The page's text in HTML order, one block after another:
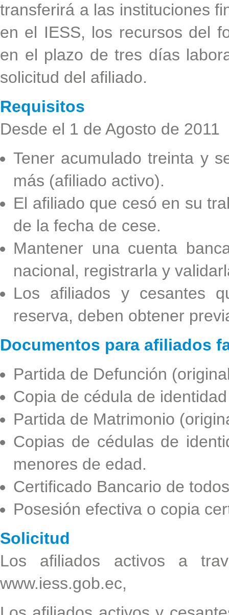
transferirá a las instituciones
en el IESS, los recursos del
en el plazo de tres días
solicitud del afiliado.
Requisitos
Desde el 1 de Agosto de 2011
Tener acumulado treinta y
más (afiliado activo).
El afiliado que cesó en su
de la fecha de cese.
Mantener una cuenta
nacional, registrarla y
Los afiliados y cesantes
reserva, deben obtener
Documentos para afiliados
Partida de Defunción
Copia de cédula de
Partida de Matrimonio
Copias de cédulas de
menores de edad.
Certificado Bancario de
Posesión efectiva o copia
Solicitud
Los afiliados activos a
www.iess.gob.ec,